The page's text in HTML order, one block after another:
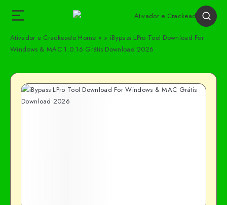
Ativador e Crackeado Home » » iBypass LPro Tool Download For
Windows & MAC 1.0.16 Grátis Download 2026